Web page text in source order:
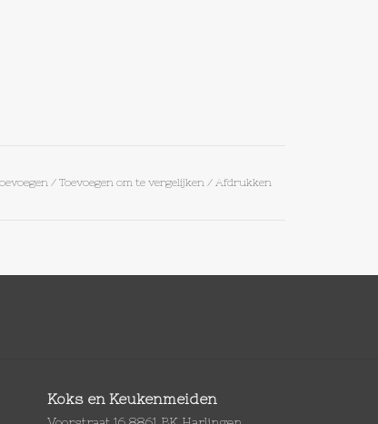
/ Toevoegen om te vergelijken / Afdrukken
Koks en Keukenmeiden